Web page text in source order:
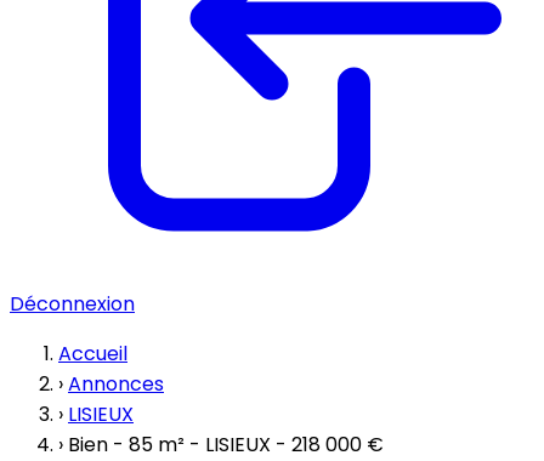
Déconnexion
Accueil
›Annonces
› LISIEUX
› Bien - 85 m² - LISIEUX - 218 000 €